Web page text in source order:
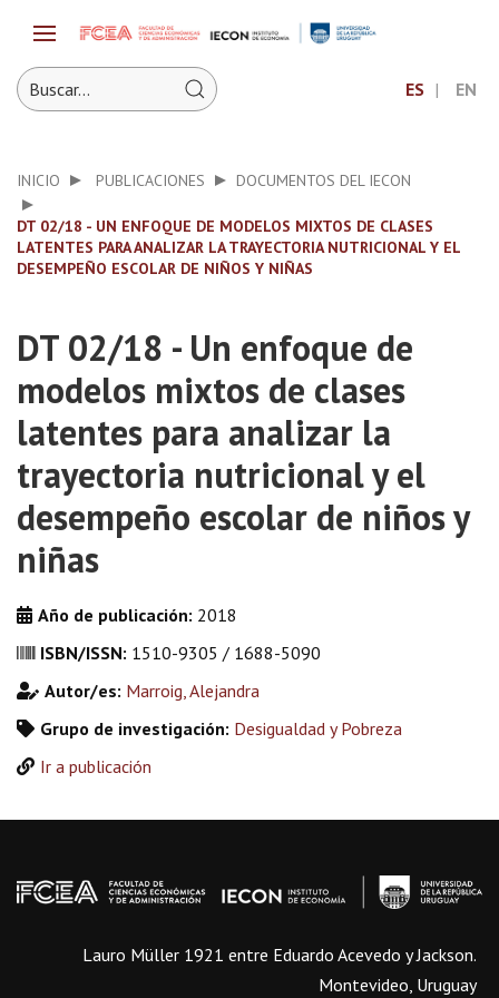
ES EN
INICIO PUBLICACIONES DOCUMENTOS DEL IECON
DT 02/18 - UN ENFOQUE DE MODELOS MIXTOS DE CLASES
LATENTES PARA ANALIZAR LA TRAYECTORIA NUTRICIONAL Y EL
DESEMPEÑO ESCOLAR DE NIÑOS Y NIÑAS
DT 02/18 - Un enfoque de
modelos mixtos de clases
latentes para analizar la
trayectoria nutricional y el
desempeño escolar de niños y
niñas
Año de publicación: 2018
ISBN/ISSN: 1510-9305 / 1688-5090
Autor/es: Marroig, Alejandra
Grupo de investigación: Desigualdad y Pobreza
Ir a publicación
Lauro Müller 1921 entre Eduardo Acevedo y Jackson.
Montevideo, Uruguay